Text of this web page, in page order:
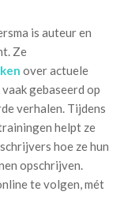
is auteur en
Ze
over actuele
gebaseerd op
verhalen. Tijdens
helpt ze
hoe ze hun
opschrijven.
te volgen, mét